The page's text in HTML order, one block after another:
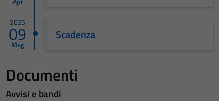
2025
09
Mag
Scadenza
Documenti
Avvisi e bandi